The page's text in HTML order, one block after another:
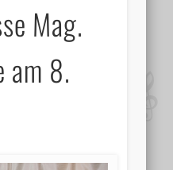
Mag.
am 8.